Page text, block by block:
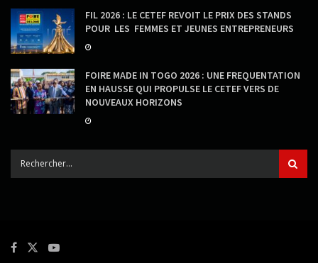
FIL 2026 : LE CETEF REVOIT LE PRIX DES STANDS
POUR LES FEMMES ET JEUNES ENTREPRENEURS
FOIRE MADE IN TOGO 2026 : UNE FREQUENTATION
EN HAUSSE QUI PROPULSE LE CETEF VERS DE
NOUVEAUX HORIZONS